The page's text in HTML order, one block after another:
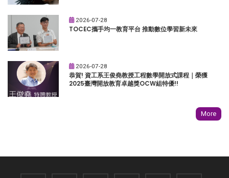
2026-07-28
TOCEC攜手均一教育平台 推動數位學習新未來
2026-07-28
恭賀! 資工系王俊堯教授工程數學開放式課程｜榮獲
2025臺灣開放教育卓越獎OCW組特優!!
More